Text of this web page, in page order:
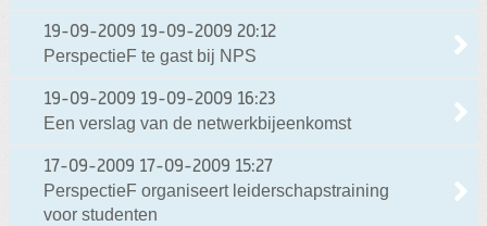
19-09-2009 19-09-2009 20:12
PerspectieF te gast bij NPS
19-09-2009 19-09-2009 16:23
Een verslag van de netwerkbijeenkomst
17-09-2009 17-09-2009 15:27
PerspectieF organiseert leiderschapstraining
voor studenten